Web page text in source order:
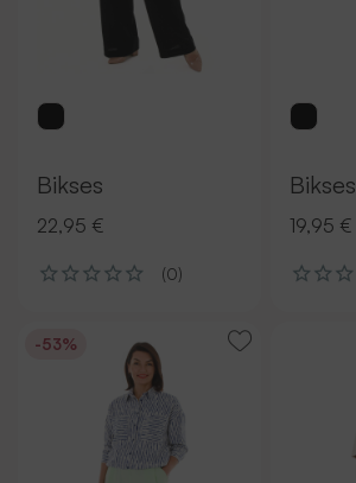
Bikses
22,95 €
(0)
Bikses
19,95 €
-53%